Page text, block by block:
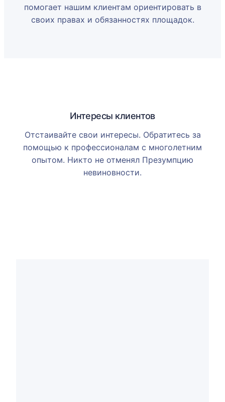
помогает нашим клиентам ориентировать в
своих правах и обязанностях площадок.
Интересы клиентов
Отстаивайте свои интересы. Обратитесь за
помощью к профессионалам с многолетним
опытом. Никто не отменял Презумпцию
невиновности.